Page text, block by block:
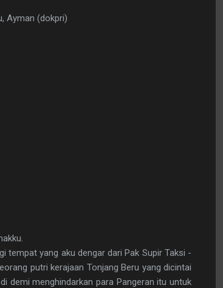
Ayman (dokpri)
tempat yang aku dengar dari Pak Supir Taksi -
putri kerajaan Tonjang Beru yang dicintai
demi menghindarkan para Pangeran itu untuk